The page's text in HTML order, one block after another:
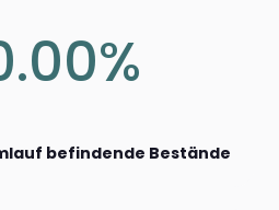
befindende Bestände